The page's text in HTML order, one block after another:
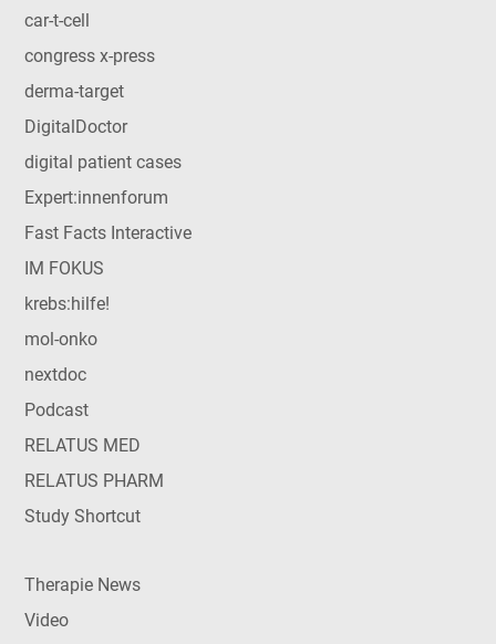
car-t-cell
congress x-press
derma-target
DigitalDoctor
digital patient cases
Expert:innenforum
Fast Facts Interactive
IM FOKUS
krebs:hilfe!
mol-onko
nextdoc
Podcast
RELATUS MED
RELATUS PHARM
Study Shortcut
Therapie News
Video